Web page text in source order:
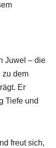
Juwel – die
zu dem
Er
Tiefe und
freut sich,